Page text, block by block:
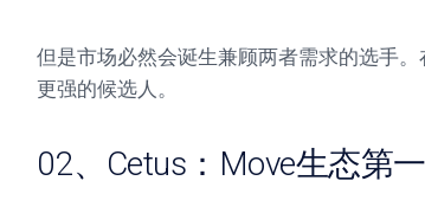
但是市场必然会诞生兼顾两者需求的选手
更强的候选人。
02、Cetus：Move生态第